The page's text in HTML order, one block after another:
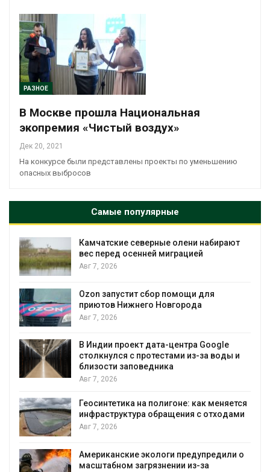
РАЗНОЕ
В Москве прошла Национальная
экопремия «Чистый воздух»
Дек 20, 2021
На конкурсе были представлены проекты по уменьшению
опасных выбросов
Самые популярные
Тайфун, засуха и пожары: сразу
несколько регионов столкнулись с
экстремальными природными
Авг 7, 2026
Солнечные панели над каналами
позволяют одновременно
воду
Авг 7, 2026
Дождевая вода с крыш может помочь
Авг 7, 2026
Минприроды потребовало ускорить
уборку контейнерных площадок
Авг 7, 2026